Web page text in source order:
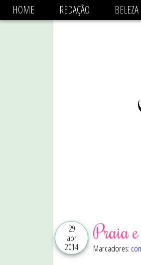
async='async' data-ad-client='ca-
HOME REDAÇÃO BELEZA
29
abr
2014
Praia
Marcadores: